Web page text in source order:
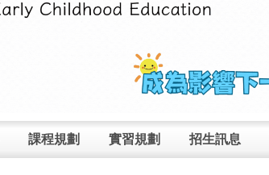
課程規劃 實習規劃 招生訊息